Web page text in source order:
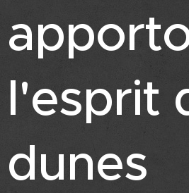
l'esprit
dunes